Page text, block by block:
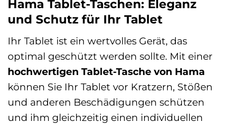
Hama Tablet-Taschen: Eleganz
und Schutz für Ihr Tablet
Ihr Tablet ist ein wertvolles Gerät, das
optimal geschützt werden sollte. Mit einer
hochwertigen Tablet-Tasche von Hama
können Sie Ihr Tablet vor Kratzern, Stößen
und anderen Beschädigungen schützen
und ihm gleichzeitig einen individuellen